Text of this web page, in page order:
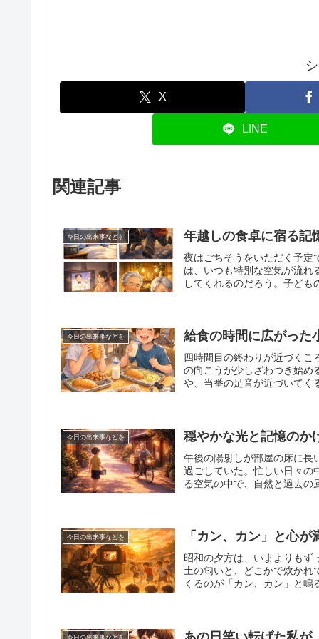
X
LINE
関連記事
今日の出来事などを 年越しの食卓に宿る記
夜はごちそうをいただく予定
は、いつも特別な空気が流れ
してくれるのだろう。子ど
今日の出来事などを 給食の時間に広がった
四時間目の終わりが近づくこ
の向こうが少しざわつき始め
や、当番の足音が近づいてく
今日の出来事などを 穏やかな光と記憶のか
午後の陽射しが部屋の床に長
過ごしていた。忙しい日々の
る空気の中で、自然と過去の
今日の出来事などを 「カン、カン」と心
昭和の夕方は、いまよりもず
土の匂いと、どこかで炊かれ
くるのが「カン、カン」と
今日の出来事などを